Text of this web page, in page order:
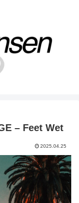
– Feet Wet
2025.04.25